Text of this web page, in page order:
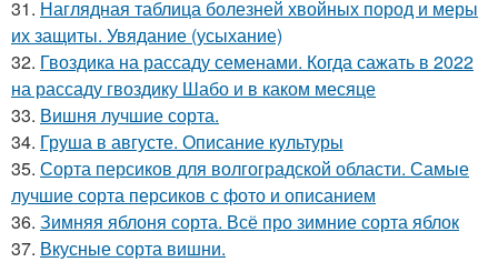
31. Наглядная таблица болезней хвойных пород и меры
их защиты. Увядание (усыхание)
32. Гвоздика на рассаду семенами. Когда сажать в 2022
на рассаду гвоздику Шабо и в каком месяце
33. Вишня лучшие сорта.
34. Груша в августе. Описание культуры
35. Сорта персиков для волгоградской области. Самые
лучшие сорта персиков с фото и описанием
36. Зимняя яблоня сорта. Всё про зимние сорта яблок
37. Вкусные сорта вишни.